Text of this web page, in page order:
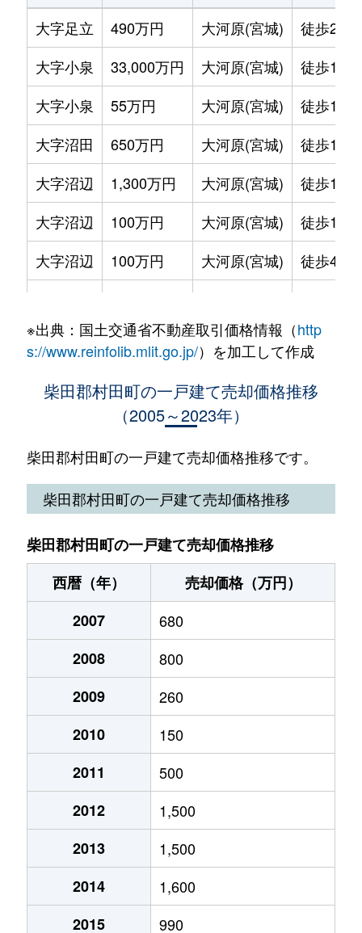
大字足立
490万円 大河原(宮城)
徒歩2時
大字小泉
33,000万円 大河原(宮城)
徒歩1時
大字小泉
55万円 大河原(宮城)
徒歩1時
大字沼田
650万円 大河原(宮城)
徒歩1時
大字沼辺
1,300万円 大河原(宮城)
徒歩1時
大字沼辺
100万円 大河原(宮城)
徒歩1時
大字沼辺
100万円 大河原(宮城)
徒歩45分
大字村田
950万円 大河原(宮城)
徒歩1時
※出典：国土交通省不動産取引価格情報（http
s://www.reinfolib.mlit.go.jp/）を加工して作成
柴田郡村田町の一戸建て売却価格推移
（2005～2023年）
柴田郡村田町の一戸建て売却価格推移です。
柴田郡村田町の一戸建て売却価格推移
柴田郡村田町の一戸建て売却価格推移
西暦（年）
売却価格（万円）
2007
680
2008
800
2009
260
2010
150
2011
500
2012
1,500
2013
1,500
2014
1,600
2015
990